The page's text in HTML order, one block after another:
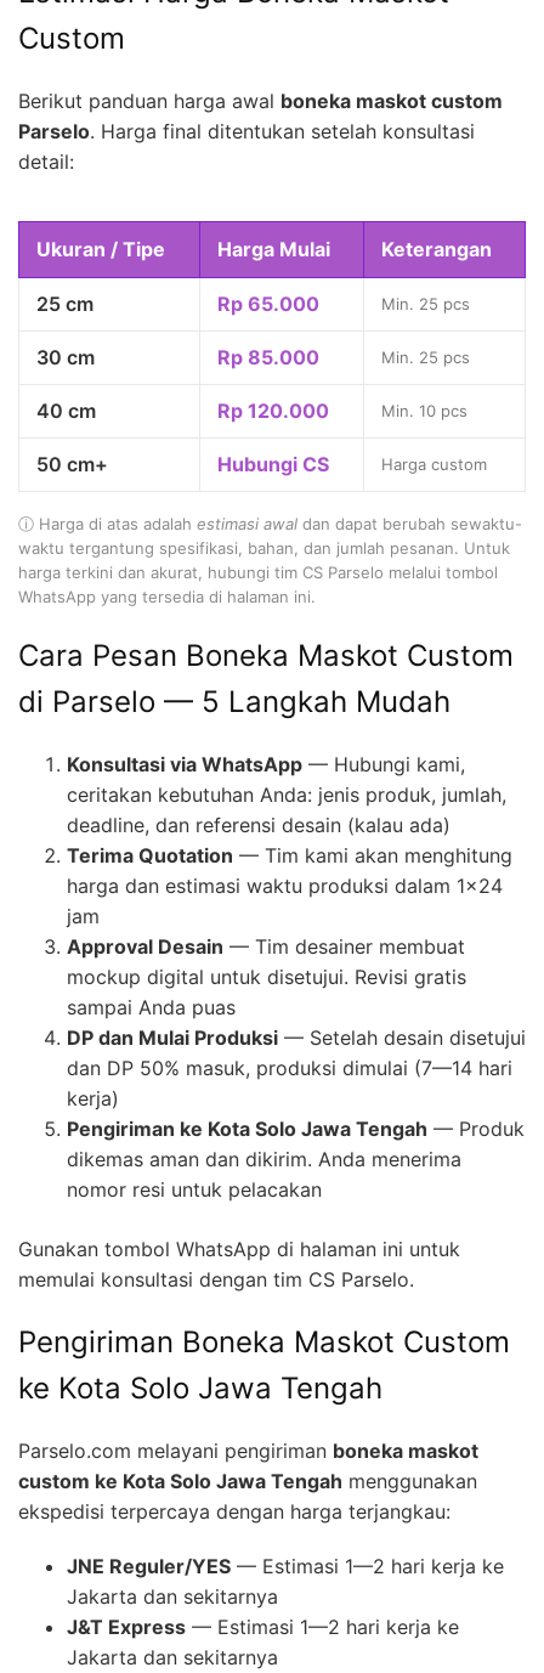
Custom
Berikut panduan harga awal boneka maskot custom
Parselo. Harga final ditentukan setelah konsultasi
detail:
Ukuran / Tipe Harga Mulai Keterangan
25 cm Rp 65.000 Min. 25 pcs
30 cm Rp 85.000 Min. 25 pcs
40 cm Rp 120.000 Min. 10 pcs
50 cm+ Hubungi CS Harga custom
ⓘ Harga di atas adalah estimasi awal dan dapat berubah sewaktu-
waktu tergantung spesifikasi, bahan, dan jumlah pesanan. Untuk
harga terkini dan akurat, hubungi tim CS Parselo melalui tombol
WhatsApp yang tersedia di halaman ini.
Cara Pesan Boneka Maskot Custom
di Parselo — 5 Langkah Mudah
Konsultasi via WhatsApp — Hubungi kami,
ceritakan kebutuhan Anda: jenis produk, jumlah,
deadline, dan referensi desain (kalau ada)
Terima Quotation — Tim kami akan menghitung
harga dan estimasi waktu produksi dalam 1×24
jam
Approval Desain — Tim desainer membuat
mockup digital untuk disetujui. Revisi gratis
sampai Anda puas
DP dan Mulai Produksi — Setelah desain disetujui
dan DP 50% masuk, produksi dimulai (7—14 hari
kerja)
Pengiriman ke Kota Solo Jawa Tengah — Produk
dikemas aman dan dikirim. Anda menerima
nomor resi untuk pelacakan
Gunakan tombol WhatsApp di halaman ini untuk
memulai konsultasi dengan tim CS Parselo.
Pengiriman Boneka Maskot Custom
ke Kota Solo Jawa Tengah
Parselo.com melayani pengiriman boneka maskot
custom ke Kota Solo Jawa Tengah menggunakan
ekspedisi terpercaya dengan harga terjangkau:
JNE Reguler/YES — Estimasi 1—2 hari kerja ke
Jakarta dan sekitarnya
J&T Express — Estimasi 1—2 hari kerja ke
Jakarta dan sekitarnya